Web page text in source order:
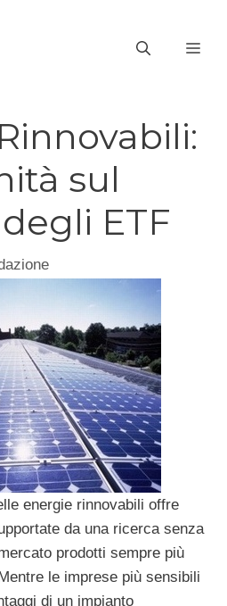
sul
ETF
energie rinnovabili offre
da una ricerca senza
prodotti sempre più
le imprese più sensibili
di un impianto